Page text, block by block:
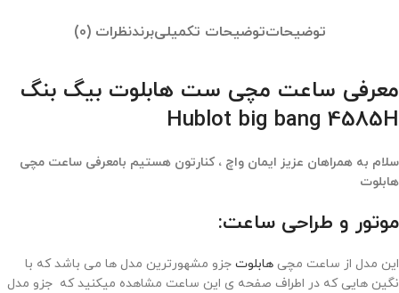
توضیحاتتوضیحات تکمیلیبرندنظرات (0)
معرفی ساعت مچی ست هابلوت بیگ بنگ
Hublot big bang 4585H
سلام به همراهان عزیز ایمان واچ ، کنارتون هستیم بامعرفی ساعت مچی
هابلوت
موتور و طراحی ساعت:
این مدل از ساعت مچی هابلوت جزو مشهورترین مدل ها می باشد که با
نگین هایی که در اطراف صفحه ی این ساعت مشاهده میکنید که جزو مدل